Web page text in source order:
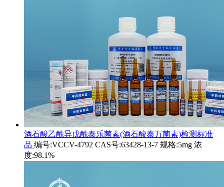
酒石酸乙酰异戊酰泰乐菌素(酒石酸泰万菌素)检测标准
品 编号:VCCV-4792 CAS号:63428-13-7 规格:5mg 浓
度:98.1%